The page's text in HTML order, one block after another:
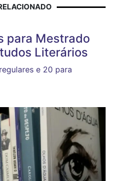
para Mestrado
Literários
e 20 para